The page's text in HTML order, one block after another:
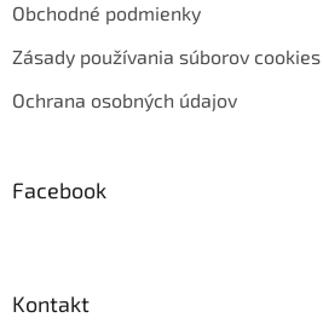
Obchodné podmienky
Zásady používania súborov cookies
Ochrana osobných údajov
Facebook
Kontakt